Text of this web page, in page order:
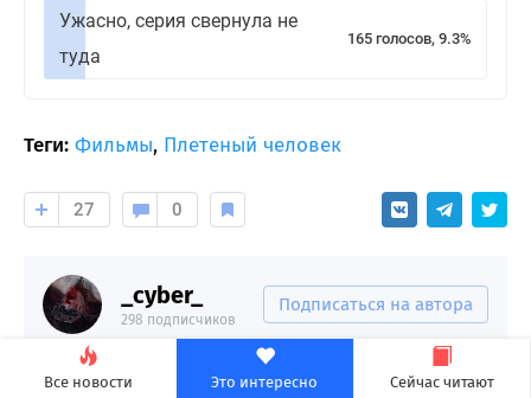
Все новости Это интересно Сейчас читают
Ужасно, серия свернула не
туда
165 голосов, 9.3%
Теги: Фильмы, Плетеный человек
27 0
_cyber_
298 подписчиков
Подписаться на автора